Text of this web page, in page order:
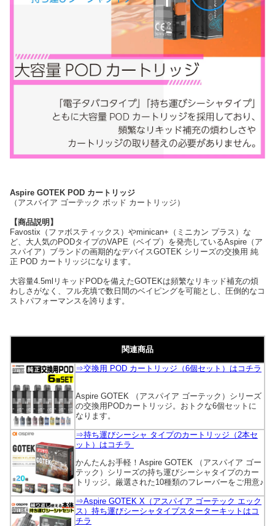
Aspire GOTEK POD カートリッジ
（アスパイア ゴーテック ポッド カートリッジ）
【商品説明】
Favostix（ファボスティックス）やminican+（ミニカン プラス）な
ど、大人気のPODタイプのVAPE（ベイプ）を発売しているAspire（ア
スパイア）ブランドの画期的なデバイスGOTEK シリーズの交換用 純
正 POD カートリッジになります。
大容量4.5mlリキッドPODを備えたGOTEKは頻繁なリキッド補充の煩
わしさがなく、フル充填で数日間のベイピングを可能とし、圧倒的なコ
ストパフォーマンスを誇ります。
関連商品
⇒交換用 POD カートリッジ（6個セット）はコチラ
Aspire GOTEK （アスパイア ゴーテック）シリーズ
の交換用PODカートリッジ。おトクな6個セットに
なります。
⇒持ち運びシーシャ タイプのカートリッジ（2本セ
ット）はコチラ
かんたんお手軽！Aspire GOTEK （アスパイア ゴー
テック）シリーズの持ち運びシーシャタイプのカー
トリッジ。厳選された10種類のフレーバーをご用意♪
⇒Aspire GOTEK X（アスパイア ゴーテック エック
ス）持ち運びシーシャタイプスターターキットはコ
チラ